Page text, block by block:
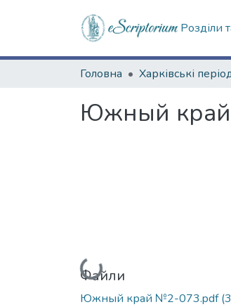
Розділи
Головна
Южный
Вантажиться...
Файли
Южный край №2-073.pdf